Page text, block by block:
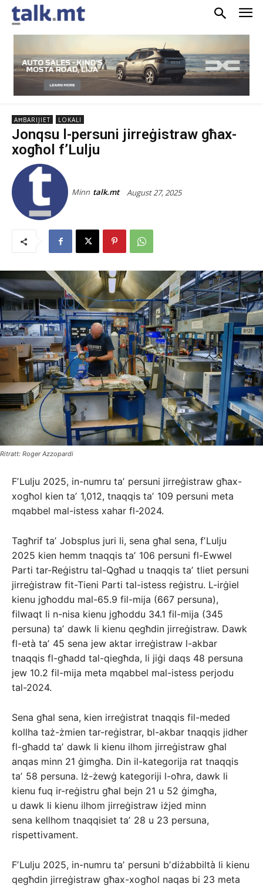
AĦBARIJIET LOKALI
Jonqsu l-persuni jirreġistraw għax-
xogħol f’Lulju
Minn talk.mt August 27, 2025
Ritratt: Roger Azzopardi
FʼLulju 2025, in-numru taʼ persuni jirreġistraw għax-
xogħol kien taʼ 1,012, tnaqqis taʼ 109 persuni meta
mqabbel mal-istess xahar fl-2024.
Tagħrif taʼ Jobsplus juri li, sena għal sena, fʼLulju
2025 kien hemm tnaqqis taʼ 106 persuni fl-Ewwel
Parti tar-Reġistru tal-Qgħad u tnaqqis taʼ tliet persuni
jirreġistraw fit-Tieni Parti tal-istess reġistru. L-irġiel
kienu jgħoddu mal-65.9 fil-mija (667 persuna),
filwaqt li n-nisa kienu jgħoddu 34.1 fil-mija (345
persuna) taʼ dawk li kienu qegħdin jirreġistraw. Dawk
fl-età taʼ 45 sena jew aktar irreġistraw l-akbar
tnaqqis fl-għadd tal-qiegħda, li jiġi daqs 48 persuna
jew 10.2 fil-mija meta mqabbel mal-istess perjodu
tal-2024.
Sena għal sena, kien irreġistrat tnaqqis fil-meded
kollha taż-żmien tar-reġistrar, bl-akbar tnaqqis jidher
fl-għadd taʼ dawk li kienu ilhom jirreġistraw għal
anqas minn 21 ġimgħa. Din il-kategorija rat tnaqqis
taʼ 58 persuna. Iż-żewġ kategoriji l-oħra, dawk li
kienu fuq ir-reġistru għal bejn 21 u 52 ġimgħa,
u dawk li kienu ilhom jirreġistraw iżjed minn
sena kellhom tnaqqisiet taʼ 28 u 23 persuna,
rispettivament.
FʼLulju 2025, in-numru taʼ persuni bʼdiżabbiltà li kienu
qegħdin jirreġistraw għax-xogħol naqas bi 23 meta